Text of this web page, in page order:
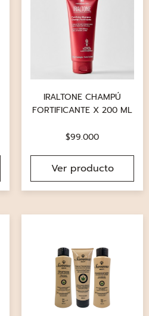
IRALTONE CHAMPÚ
FORTIFICANTE X 200 ML
$99.000
Ver producto